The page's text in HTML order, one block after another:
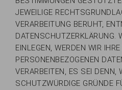
JEWEILIGE
VERARBEITUNG BERUHT,
DATENSCHUTZERKLÄRUNG.
EINLEGEN, WERDEN WIR
PERSONENBEZOGENEN
VERARBEITEN, ES SEI DENN,
SCHUTZWÜRDIGE GRÜNDE